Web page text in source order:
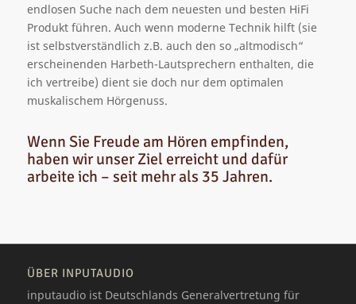
endlosen Suche nach dem neuesten und besten HiFi
Produkt führen. Auch wenn moderne Technik hilft (sie
ist selbstverständlich z.B. auch den so „altmodisch“
erscheinenden Harbeth-Lautsprechern enthalten, die
ich vertreibe) dient sie doch nur dem optimalen
muskalischem Hörgenuss.
Wenn Sie Freude am Hören empfinden,
haben wir unser Ziel erreicht und dafür
arbeite ich – seit mehr als 35 Jahren.
ÜBER INPUTAUDIO
inputaudio ist Deutschlands Generalvertretung für